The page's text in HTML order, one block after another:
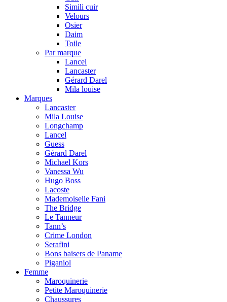
Simili cuir
Velours
Osier
Daim
Toile
Par marque
Lancel
Lancaster
Gérard Darel
Mila louise
Marques
Lancaster
Mila Louise
Longchamp
Lancel
Guess
Gérard Darel
Michael Kors
Vanessa Wu
Hugo Boss
Lacoste
Mademoiselle Fani
The Bridge
Le Tanneur
Tann’s
Crime London
Serafini
Bons baisers de Paname
Piganiol
Femme
Maroquinerie
Petite Maroquinerie
Chaussures